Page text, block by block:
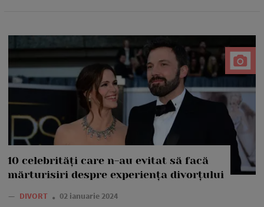
10 celebrități care n-au evitat să facă
mărturisiri despre experiența divorțului
— DIVORT 02 ianuarie 2024